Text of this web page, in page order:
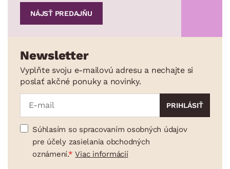
NÁJSŤ PREDAJŇU
Newsletter
Vyplňte svoju e-mailovú adresu a nechajte si
poslať akčné ponuky a novinky.
Súhlasím so spracovaním osobných údajov
pre účely zasielania obchodných
oznámení.
Viac informácií